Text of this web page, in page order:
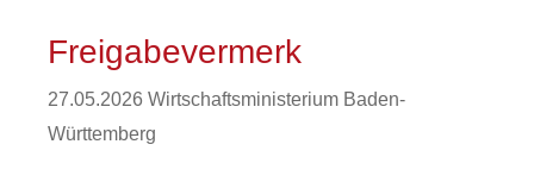
Freigabevermerk
27.05.2026 Wirtschaftsministerium Baden-
Württemberg